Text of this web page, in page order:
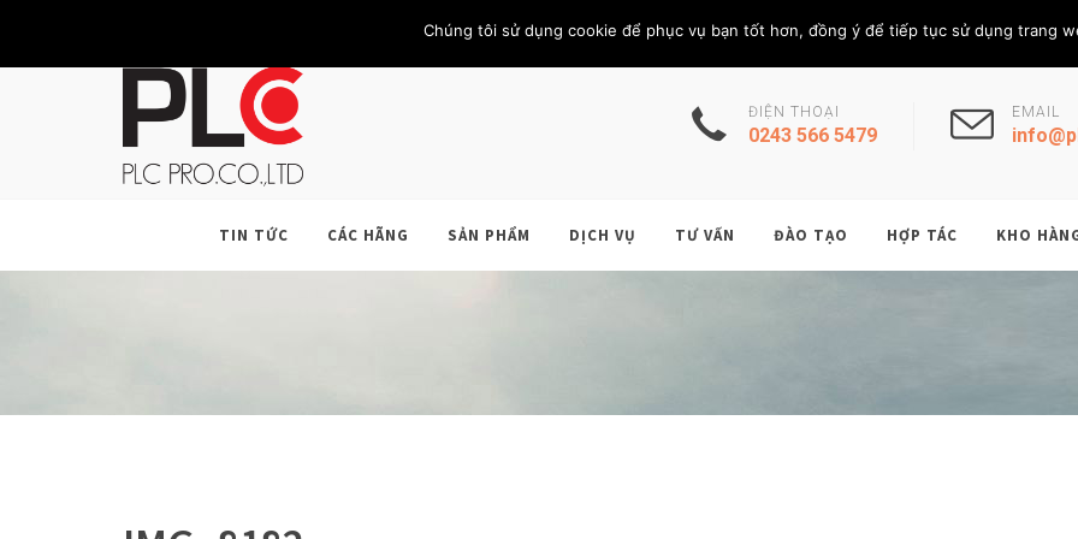
KHÁCH HÀNG LIÊN HỆ THÀNH VIÊN Thứ Bảy, 8/8/
ĐIỆN THOẠI
0243 566 5479
EMAIL
TIN TỨC CÁC HÃNG SẢN PHẨM DỊCH VỤ TƯ VẤN ĐÀO TẠO HỢP TÁC KHO
Chúng tôi sử dụng cookie để phục vụ bạn tốt hơn, đồng ý để tiếp tục sử dụng trang